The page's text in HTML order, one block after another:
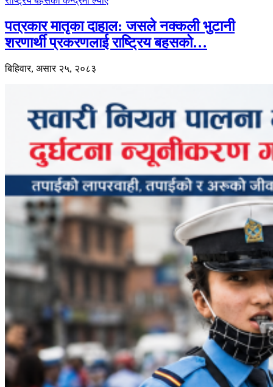
पत्रकार मातृका दाहाल: जसले नक्कली भुटानी
शरणार्थी प्रकरणलाई राष्ट्रिय बहसको…
बिहिवार, असार २५, २०८३